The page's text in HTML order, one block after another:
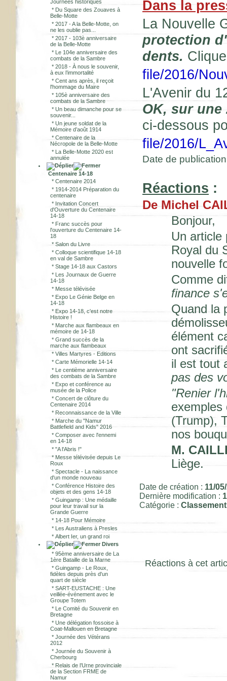
Journées historiques
* Du Square des Zouaves à
Belle-Motte
* 2017 - A la Belle-Motte, on
ne les oublie pas...
* 2017 - 103è anniversaire
de la Belle-Motte
* Le 104e anniversaire des
combats de la Sambre
* 2018 - À nous le souvenir,
à eux l’immortalité
* Cent ans après, il reçoit
l'hommage du Maire
* 105è anniversaire des
combats de la Sambre
* Un beau dimanche pour se
souvenir...
* Un jeune soldat de la
Mémoire d’août 1914
* Centenaire de la
Nécropole de la Belle-Motte
* La Belle-Motte 2020 est
annulée
Centenaire 14-18
* Centenaire 2014
* 1914-2014 Préparation du
centenaire
* Invitation Concert
d'Ouverture du Centenaire
14-18
* Franc succès pour
l'ouverture du Centenaire 14-
18
* Salon du Livre
* Colloque scientifique 14-18
en val de Sambre
* Stage 14-18 aux Castors
* Les Journaux de Guerre
14-18
* Messe télévisée
* Expo Le Génie Belge en
14-18
* Expo 14-18, c'est notre
Histoire !
* Marche aux flambeaux en
mémoire de 14-18
* Grand succès de la
marche aux flambeaux
* Villes Martyres - Editions
* Carte Mémorielle 14-14
* Le centième anniversaire
des combats de la Sambre
* Expo et conférence au
musée de la Police
* Concert de clôture du
Centenaire 2014
* Reconnaissance de la Ville
* Marche du "Namur
Battlefield and Kids" 2016
* Composer avec l'ennemi
en 14-18
* "A l'Abris !"
* Messe télévisée depuis Le
Roux
* Spectacle - La naissance
d'un monde nouveau
* Conférence Histoire des
objets et des gens 14-18
* Guingamp : Une médaille
pour leur travail sur la
Grande Guerre
* 14-18 Pour Mémoire
* Les Australiens à Presles
* Albert Ier, un grand roi
Divers
* 95ème anniversaire de La
1ère Bataille de la Marne
* Guingamp - Le Roux,
fidèles depuis près d'un
quart de siècle
* SART-EUSTACHE : Une
veillée-événement avec le
Groupe Totem
* Le Comité du Souvenir en
Bretagne
* Une délégation fossoise à
Coat-Mallouen en Bretagne
* Journée des Vétérans
2012
* Journée du Souvenir à
Cherbourg
* Relais de l’Urne provinciale
de la Section FRME de
Namur
Dans la
La Nouvelle
protection
dents.
file/2016/
L'Avenir du
OK, sur une
ci-dessous
file/2016/
Date de
Réactions :
De Michel
Bonjour,
Un article
Royal du
nouvelle
Comme
finance
Quand la
élément
ont
il est tout
pas des
"Renier
exemples
(Trump),
nos
M.
Liège.
Date de création : 11/
Dernière modification :
Catégorie :
Réactions à cet